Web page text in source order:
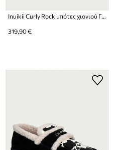
Inuikii Curly Rock μπότες χιονιού Γυναικείες δερμάτινες
319,90 €